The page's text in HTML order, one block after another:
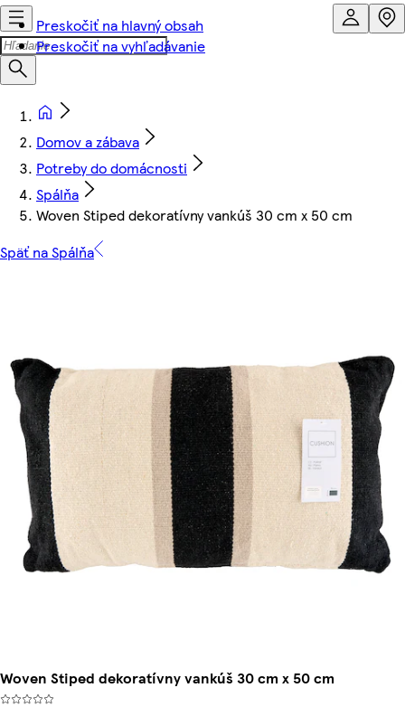
Preskočiť na hlavný obsah
Preskočiť na vyhľadávanie
Domov a zábava
Potreby do domácnosti
Spálňa
Woven Stiped dekoratívny vankúš 30 cm x 50 cm
Späť na Spálňa
Woven Stiped dekoratívny vankúš 30 cm x 50 cm